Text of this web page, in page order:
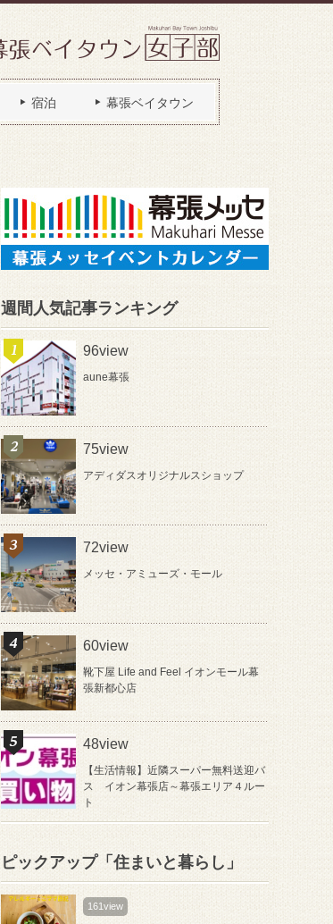
宿泊 幕張ベイタウン
週間人気記事ランキング
96view
aune幕張
75view
アディダスオリジナルスショップ
72view
メッセ・アミューズ・モール
60view
靴下屋 Life and Feel イオンモール幕
張新都心店
48view
【生活情報】近隣スーパー無料送迎バ
ス イオン幕張店～幕張エリア４ルー
ト
ピックアップ「住まいと暮らし」
161view